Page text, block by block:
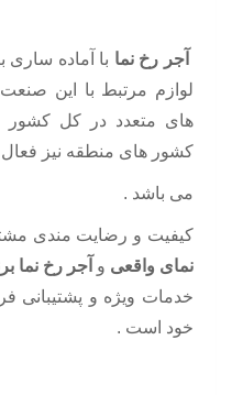
آجر رخ نما
لوازم مرتبط با این صنعت
های متعدد در کل
کشور های منطقه نیز فعال
می باشد .
کیفیت و رضایت مندی
نمای واقعی و آجر رخ نما
خدمات ویژه و پشتیبانی
خود است .